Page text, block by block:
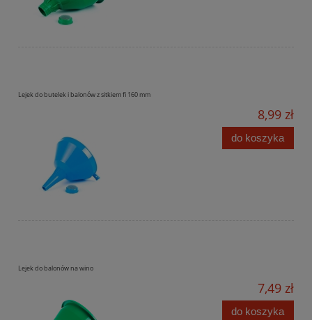
Lejek do butelek i balonów z sitkiem fi 160 mm
8,99 zł
do koszyka
Lejek do balonów na wino
7,49 zł
do koszyka